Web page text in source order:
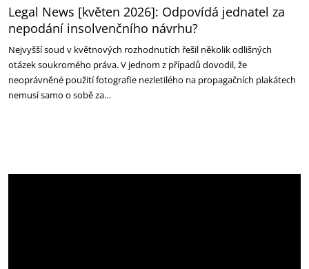
Legal News [květen 2026]: Odpovídá jednatel za
nepodání insolvenčního návrhu?
Nejvyšší soud v květnových rozhodnutích řešil několik odlišných
otázek soukromého práva. V jednom z případů dovodil, že
neoprávněné použití fotografie nezletilého na propagačních plakátech
nemusí samo o sobě za…